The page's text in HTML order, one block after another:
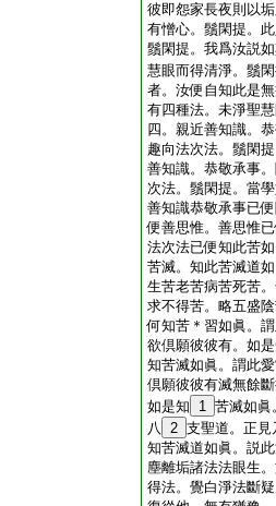
彼即怨家長夜則以
有憎心。鬚閑提。
鬚閑提。我爲汝説
慧眼而得清淨。鬚
者。汝便自知此是
有四種法。未淨聖
四。親近善知識。
趣向法次法。鬚閑
善知識。恭敬承事
次法。鬚閑提。當
善知識恭敬承事已
便善思惟。善思惟
法次法已便知此苦
苦滅。知此苦滅道
生苦老苦病苦死苦
求不得苦。略五盛
何知苦＊習如眞。
欲倶願彼彼有。如
知苦滅如眞。謂此
倶願彼彼有滅無餘
如是知
1 苦滅如眞
八 2 支聖道。正見
知苦滅道如眞。説
塵離垢諸法法眼生
得法。覺白淨法斷